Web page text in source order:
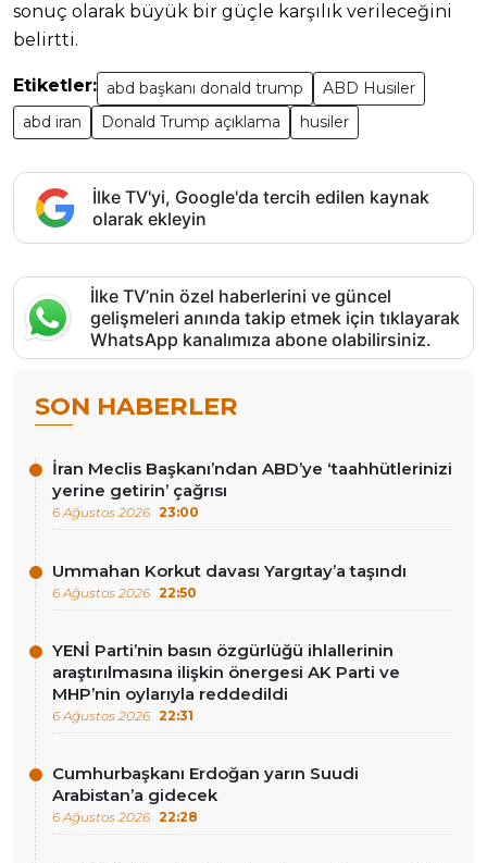
sonuç olarak büyük bir güçle karşılık verileceğini
belirtti.
Etiketler: abd başkanı donald trump
ABD Husiler
abd iran
Donald Trump açıklama husiler
İlke TV'yi, Google'da tercih edilen kaynak
olarak ekleyin
İlke TV’nin özel haberlerini ve güncel
gelişmeleri anında takip etmek için tıklayarak
WhatsApp kanalımıza abone olabilirsiniz.
SON HABERLER
İran Meclis Başkanı’ndan ABD’ye ‘taahhütlerinizi
yerine getirin’ çağrısı
6 Ağustos 2026 23:00
Ummahan Korkut davası Yargıtay’a taşındı
6 Ağustos 2026 22:50
YENİ Parti’nin basın özgürlüğü ihlallerinin
araştırılmasına ilişkin önergesi AK Parti ve
MHP’nin oylarıyla reddedildi
6 Ağustos 2026 22:31
Cumhurbaşkanı Erdoğan yarın Suudi
Arabistan’a gidecek
6 Ağustos 2026 22:28